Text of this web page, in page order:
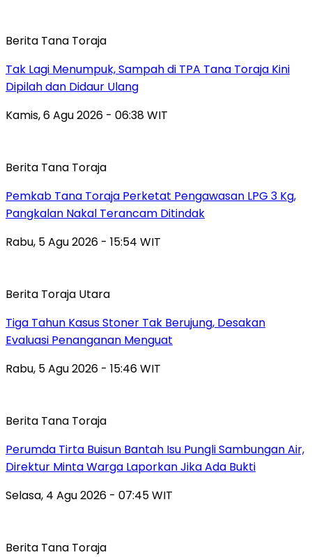
Berita Tana Toraja
Tak Lagi Menumpuk, Sampah di TPA Tana Toraja Kini
Dipilah dan Didaur Ulang
Kamis, 6 Agu 2026 - 06:38 WIT
Berita Tana Toraja
Pemkab Tana Toraja Perketat Pengawasan LPG 3 Kg,
Pangkalan Nakal Terancam Ditindak
Rabu, 5 Agu 2026 - 15:54 WIT
Berita Toraja Utara
Tiga Tahun Kasus Stoner Tak Berujung, Desakan
Evaluasi Penanganan Menguat
Rabu, 5 Agu 2026 - 15:46 WIT
Berita Tana Toraja
Perumda Tirta Buisun Bantah Isu Pungli Sambungan Air,
Direktur Minta Warga Laporkan Jika Ada Bukti
Selasa, 4 Agu 2026 - 07:45 WIT
Berita Tana Toraja